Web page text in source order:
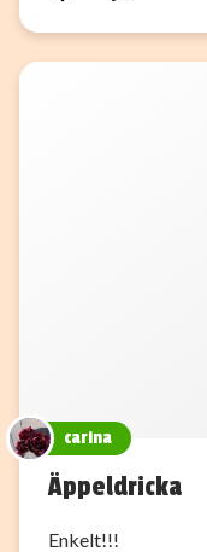
carina
Äppeldricka
Enkelt!!!